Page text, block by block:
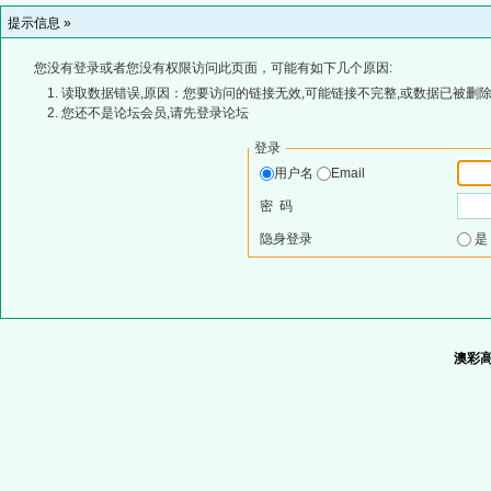
提示信息 »
您没有登录或者您没有权限访问此页面，可能有如下几个原因:
读取数据错误,原因：您要访问的链接无效,可能链接不完整,或数据已被删
您还不是论坛会员,请先登录论坛
登录
用户名
Email
密 码
隐身登录
澳彩